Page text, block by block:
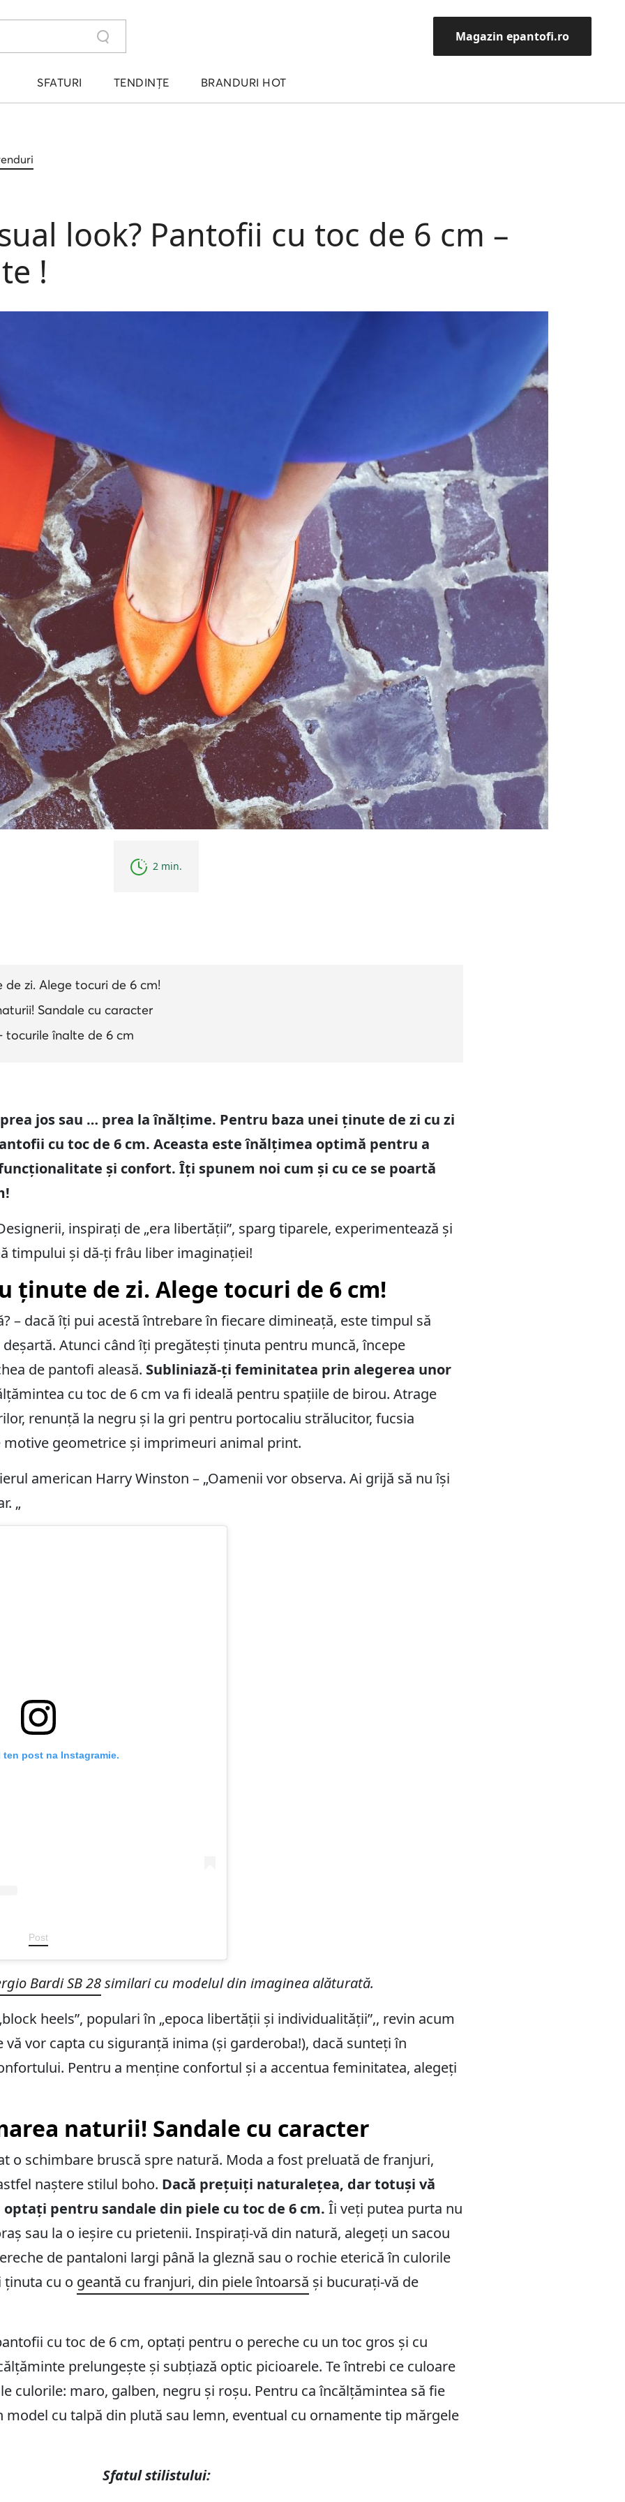
Magazin epantofi.ro
SFATURI TENDINȚE BRANDURI HOT
look? Pantofii cu toc de 6 cm –
!
Femei Inspirații și trenduri
2 min.
zi. Alege tocuri de 6 cm!
Sandale cu caracter
tocurile înalte de 6 cm
jos sau … prea la înălțime. Pentru baza unei ținute de zi cu zi
cu toc de 6 cm. Aceasta este înălțimea optimă pentru a
și confort. Îți spunem noi cum și cu ce se poartă
inspirați de „era libertății”, sparg tiparele, experimentează și
timpului și dă-ți frâu liber imaginației!
ținute de zi. Alege tocuri de 6 cm!
– dacă îți pui acestă întrebare în fiecare dimineață, este timpul să
Atunci când îți pregătești ținuta pentru muncă, începe
de pantofi aleasă. Subliniază-ți feminitatea prin alegerea unor
cu toc de 6 cm va fi ideală pentru spațiile de birou. Atrage
renunță la negru și la gri pentru portocaliu strălucitor, fucsia
motive geometrice și imprimeuri animal print.
american Harry Winston – „Oamenii vor observa. Ai grijă să nu își
„
ten post na Instagramie.
Post
Bardi SB 28similari cu modelul din imaginea alăturată.
heels”, populari în „epoca libertății și individualității”,, revin acum
vor capta cu siguranță inima (și garderoba!), dacă sunteți în
Pentru a menține confortul și a accentua feminitatea, alegeți
naturii! Sandale cu caracter
o schimbare bruscă spre natură. Moda a fost preluată de franjuri,
naștere stilul boho. Dacă prețuiți naturalețea, dar totuși vă
pentru sandale din piele cu toc de 6 cm. Îi veți putea purta nu
sau la o ieșire cu prietenii. Inspirați-vă din natură, alegeți un sacou
de pantaloni largi până la gleznă sau o rochie eterică în culorile
cu o geantă cu franjuri, din piele întoarsă și bucurați-vă de
cu toc de 6 cm, optați pentru o pereche cu un toc gros și cu
prelungește și subțiază optic picioarele. Te întrebi ce culoare
culorile: maro, galben, negru și roșu. Pentru ca încălțămintea să fie
model cu talpă din plută sau lemn, eventual cu ornamente tip mărgele
Sfatul stilistului: